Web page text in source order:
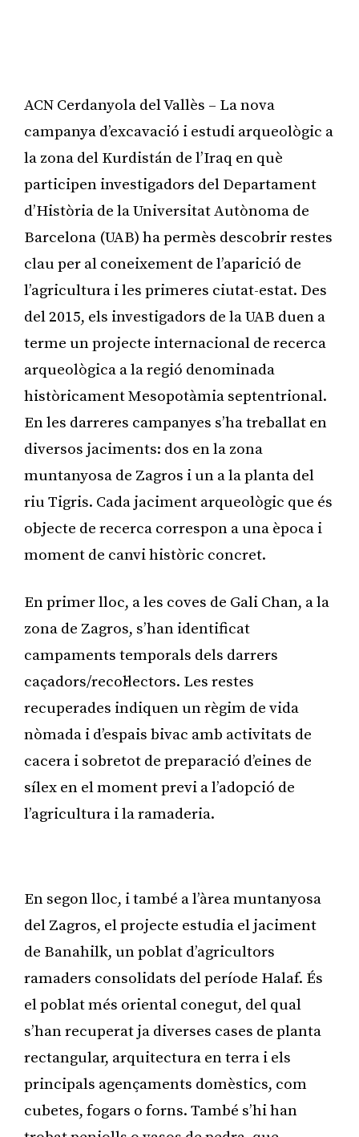
ACN Cerdanyola del Vallès – La nova
campanya d’excavació i estudi arqueològic a
la zona del Kurdistán de l’Iraq en què
participen investigadors del Departament
d’Història de la Universitat Autònoma de
Barcelona (UAB) ha permès descobrir restes
clau per al coneixement de l’aparició de
l’agricultura i les primeres ciutat-estat. Des
del 2015, els investigadors de la UAB duen a
terme un projecte internacional de recerca
arqueològica a la regió denominada
històricament Mesopotàmia septentrional.
En les darreres campanyes s’ha treballat en
diversos jaciments: dos en la zona
muntanyosa de Zagros i un a la planta del
riu Tigris. Cada jaciment arqueològic que és
objecte de recerca correspon a una època i
moment de canvi històric concret.
En primer lloc, a les coves de Gali Chan, a la
zona de Zagros, s’han identificat
campaments temporals dels darrers
caçadors/recol·lectors. Les restes
recuperades indiquen un règim de vida
nòmada i d’espais bivac amb activitats de
cacera i sobretot de preparació d’eines de
sílex en el moment previ a l’adopció de
l’agricultura i la ramaderia.
En segon lloc, i també a l’àrea muntanyosa
del Zagros, el projecte estudia el jaciment
de Banahilk, un poblat d’agricultors
ramaders consolidats del període Halaf. És
el poblat més oriental conegut, del qual
s’han recuperat ja diverses cases de planta
rectangular, arquitectura en terra i els
principals agençaments domèstics, com
cubetes, fogars o forns. També s’hi han